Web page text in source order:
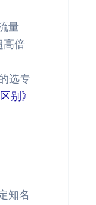
量
高倍
选专
别》
知名